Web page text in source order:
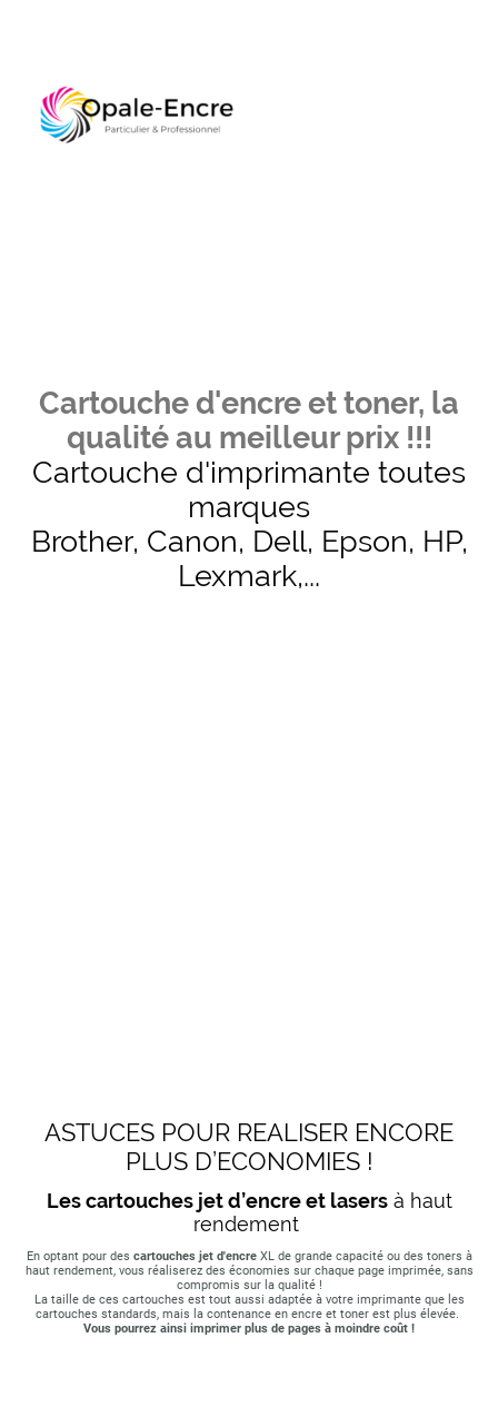
Cartouche d'encre et toner, la
qualité au meilleur prix !!!
Cartouche d'imprimante toutes
marques
Brother, Canon, Dell, Epson, HP,
Lexmark,...
ASTUCES POUR REALISER ENCORE
PLUS D’ECONOMIES !
Les cartouches jet d’encre et lasersà haut
rendement
En optant pour des cartouches jet d'encreXL de grande capacité ou des toners à
haut rendement, vous réaliserez des économies sur chaque page imprimée, sans
compromis sur la qualité !
La taille de ces cartouches est tout aussi adaptée à votre imprimante que les
cartouches standards, mais la contenance en encre et toner est plus élevée.
Vous pourrez ainsi imprimer plus de pages à moindre coût !